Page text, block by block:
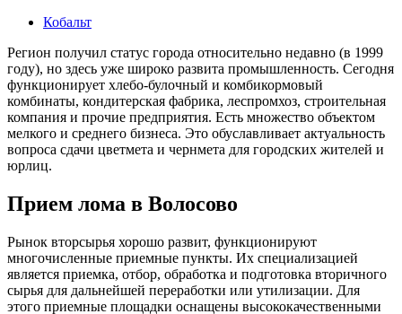
Кобальт
Регион получил статус города относительно недавно (в 1999
году), но здесь уже широко развита промышленность. Сегодня
функционирует хлебо-булочный и комбикормовый
комбинаты, кондитерская фабрика, леспромхоз, строительная
компания и прочие предприятия. Есть множество объектом
мелкого и среднего бизнеса. Это обуславливает актуальность
вопроса сдачи цветмета и чернмета для городских жителей и
юрлиц.
Прием лома в Волосово
Рынок вторсырья хорошо развит, функционируют
многочисленные приемные пункты. Их специализацией
является приемка, отбор, обработка и подготовка вторичного
сырья для дальнейшей переработки или утилизации. Для
этого приемные площадки оснащены высококачественными